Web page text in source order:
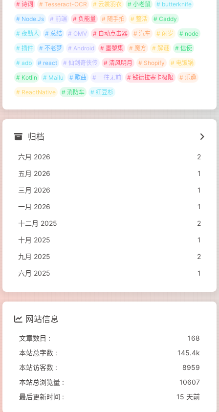
# 诗词 # Tesseract-OCR # 云裳羽衣 # 小老鼠
# butterknife
# Node.Js
# 前端 # 负能量 # 随手拍 # 整活
# Caddy
# 夜勤人
# 总结 # OMV # 自动点击器 # 汽车 # 闲岁
# node
# 插件
# 不老梦 # Android # 墨黎集 # 魔方 # 解谜
# 信使
# adb
# react # 仙剑奇侠传 # 清风明月 # Shopify
# 电饭锅
# Kotlin
# Mailu # 歌曲 # 一往无前 # 钱德拉塞卡极限
# 乐趣
# ReactNative
# 消防车 # 红豆杉
归档
六月 2026
2
五月 2026
1
三月 2026
1
一月 2026
1
十二月 2025
2
十月 2025
1
九月 2025
2
六月 2025
1
网站信息
文章数目 :
168
本站总字数 :
145.4k
本站访客数 :
8959
本站总浏览量 :
10607
最后更新时间 :
15 天前